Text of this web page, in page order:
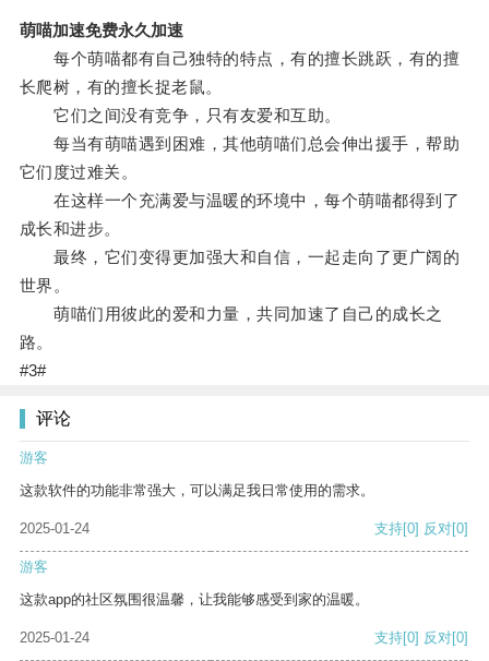
萌喵加速免费永久加速
每个萌喵都有自己独特的特点，有的擅长跳跃，有的擅
长爬树，有的擅长捉老鼠。
它们之间没有竞争，只有友爱和互助。
每当有萌喵遇到困难，其他萌喵们总会伸出援手，帮助
它们度过难关。
在这样一个充满爱与温暖的环境中，每个萌喵都得到了
成长和进步。
最终，它们变得更加强大和自信，一起走向了更广阔的
世界。
萌喵们用彼此的爱和力量，共同加速了自己的成长之
路。
#3#
评论
游客
这款软件的功能非常强大，可以满足我日常使用的需求。
2025-01-24 支持[0] 反对[0]
游客
这款app的社区氛围很温馨，让我能够感受到家的温暖。
2025-01-24 支持[0] 反对[0]